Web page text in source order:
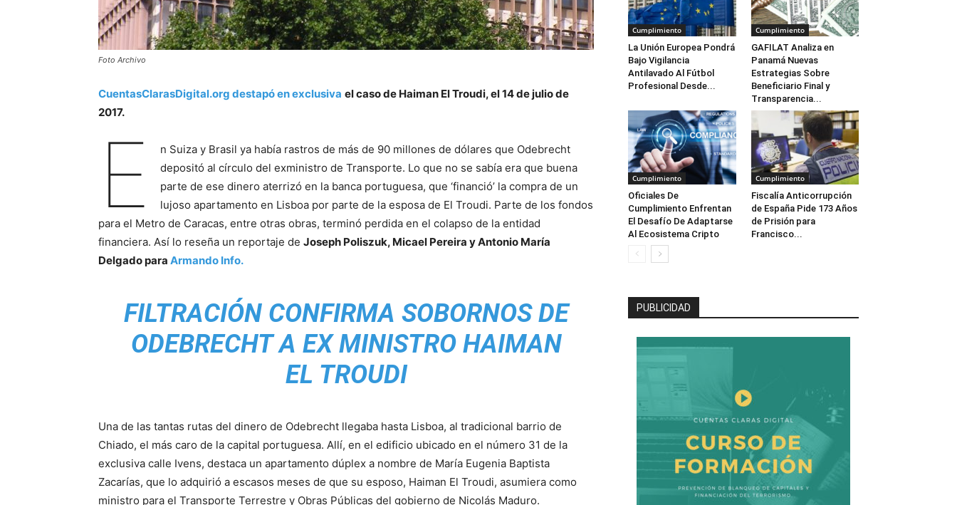
Foto Archivo
CuentasClarasDigital.org destapó en exclusiva el caso de Haiman El Troudi, el 14 de julio de
2017.
E
n Suiza y Brasil ya había rastros de más de 90 millones de dólares que Odebrecht
depositó al círculo del exministro de Transporte. Lo que no se sabía era que buena
parte de ese dinero aterrizó en la banca portuguesa, que ‘financió’ la compra de un
lujoso apartamento en Lisboa por parte de la esposa de El Troudi. Parte de los fondos
para el Metro de Caracas, entre otras obras, terminó perdida en el colapso de la entidad
financiera. Así lo reseña un reportaje de Joseph Poliszuk, Micael Pereira y Antonio María
Delgado para Armando Info.
FILTRACIÓN CONFIRMA SOBORNOS DE
ODEBRECHT A EX MINISTRO HAIMAN
EL TROUDI
Una de las tantas rutas del dinero de Odebrecht llegaba hasta Lisboa, al tradicional barrio de
Chiado, el más caro de la capital portuguesa. Allí, en el edificio ubicado en el número 31 de la
exclusiva calle Ivens, destaca un apartamento dúplex a nombre de María Eugenia Baptista
Zacarías, que lo adquirió a escasos meses de que su esposo, Haiman El Troudi, asumiera como
ministro para el Transporte Terrestre y Obras Públicas del gobierno de Nicolás Maduro.
Cumplimiento
La Unión Europea Pondrá
Bajo Vigilancia
Antilavado Al Fútbol
Profesional Desde...
Cumplimiento
GAFILAT Analiza en
Panamá Nuevas
Estrategias Sobre
Beneficiario Final y
Transparencia...
Cumplimiento
Oficiales De
Cumplimiento Enfrentan
El Desafío De Adaptarse
Al Ecosistema Cripto
Cumplimiento
Fiscalía Anticorrupción
de España Pide 173 Años
de Prisión para
Francisco...
PUBLICIDAD